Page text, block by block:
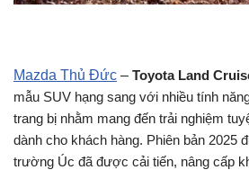
Mazda Thủ Đức – Toyota Land
mẫu SUV hạng sang với nhiều tính
trang bị nhằm mang đến trải nghiệm
dành cho khách hàng. Phiên bản 2025
trường Úc đã được cải tiến, nâng cấp